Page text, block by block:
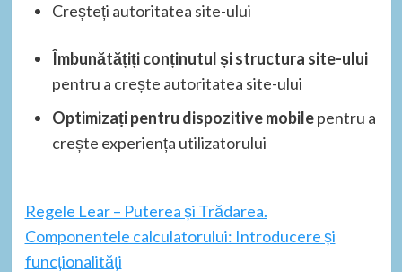
Creșteți autoritatea site-ului
Îmbunătățiți conținutul și structura site-ului
pentru a crește autoritatea site-ului
Optimizați pentru dispozitive mobilepentru a
crește experiența utilizatorului
Regele Lear – Puterea și Trădarea.
Componentele calculatorului: Introducere și
funcționalități